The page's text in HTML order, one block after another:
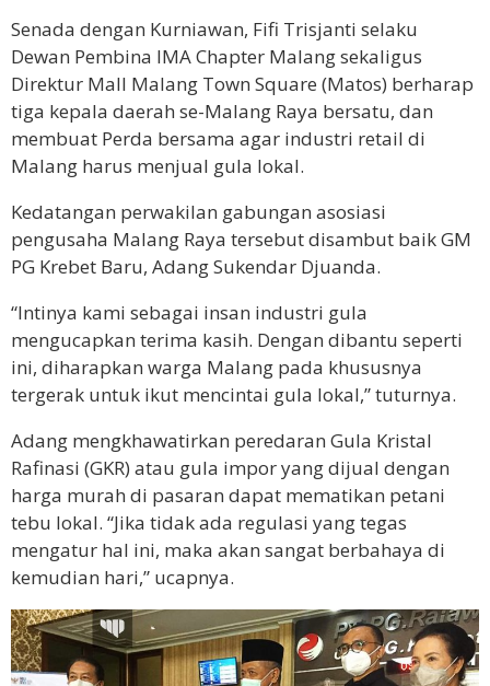
Senada dengan Kurniawan, Fifi Trisjanti selaku
Dewan Pembina IMA Chapter Malang sekaligus
Direktur Mall Malang Town Square (Matos) berharap
tiga kepala daerah se-Malang Raya bersatu, dan
membuat Perda bersama agar industri retail di
Malang harus menjual gula lokal.
Kedatangan perwakilan gabungan asosiasi
pengusaha Malang Raya tersebut disambut baik GM
PG Krebet Baru, Adang Sukendar Djuanda.
“Intinya kami sebagai insan industri gula
mengucapkan terima kasih. Dengan dibantu seperti
ini, diharapkan warga Malang pada khususnya
tergerak untuk ikut mencintai gula lokal,” tuturnya.
Adang mengkhawatirkan peredaran Gula Kristal
Rafinasi (GKR) atau gula impor yang dijual dengan
harga murah di pasaran dapat mematikan petani
tebu lokal. “Jika tidak ada regulasi yang tegas
mengatur hal ini, maka akan sangat berbahaya di
kemudian hari,” ucapnya.